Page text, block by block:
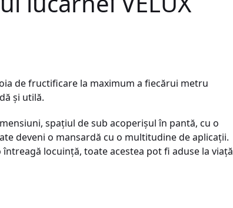
de fructificare la maximum a fiecărui metru
și utilă.
spațiul de sub acoperișul în pantă, cu o
deveni o mansardă cu o multitudine de aplicații.
locuință, toate acestea pot fi aduse la viață